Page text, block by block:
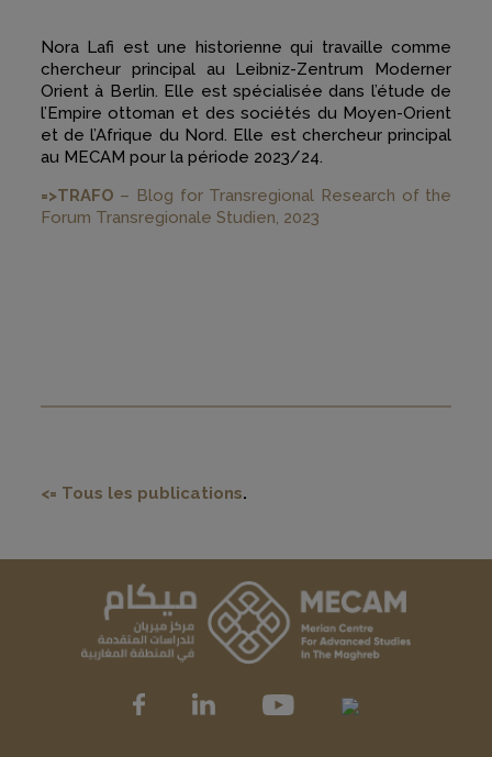
Nora Lafi est une historienne qui travaille comme
chercheur principal au Leibniz-Zentrum Moderner
Orient à Berlin. Elle est spécialisée dans l’étude de
l’Empire ottoman et des sociétés du Moyen-Orient
et de l’Afrique du Nord. Elle est chercheur principal
au MECAM pour la période 2023/24.
=>TRAFO – Blog for Transregional Research of the
Forum Transregionale Studien, 2023
<= Tous les publications.